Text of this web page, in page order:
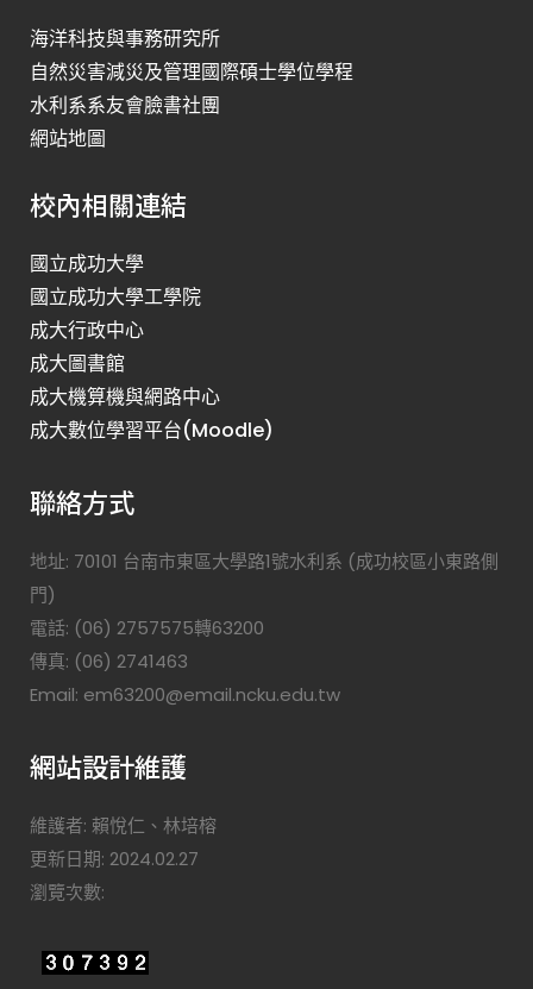
海洋科技與事務研究所
自然災害減災及管理國際碩士學位學程
水利系系友會臉書社團
網站地圖
校內相關連結
國立成功大學
國立成功大學工學院
成大行政中心
成大圖書館
成大機算機與網路中心
成大數位學習平台(Moodle)
聯絡方式
地址: 70101 台南市東區大學路1號水利系 (成功校區小東路側
門)
電話: (06) 2757575轉63200
傳真: (06) 2741463
Email: em63200@email.ncku.edu.tw
網站設計維護
維護者: 賴悅仁、林培榕
更新日期: 2024.02.27
瀏覽次數: